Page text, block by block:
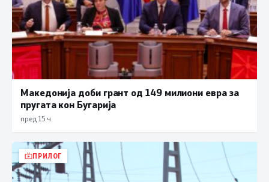
Македонија доби грант од 149 милиони евра за
пругата кон Бугарија
пред 15 ч.
ПРИЛОГ